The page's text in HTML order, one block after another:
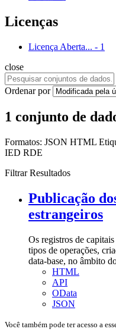
Licenças
Licença Aberta... - 1
close
Ordenar por
1 conjunto de
Formatos: JSON HTML
IED RDE
Filtrar Resultados
Publicação
estrangeiros
Os registros de
tipos de operações,
data-base, no âmbito
HTML
API
OData
JSON
Você também pode ter acesso a